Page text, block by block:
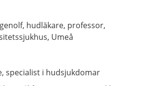
hudläkare, professor,
Umeå
specialist i hudsjukdomar